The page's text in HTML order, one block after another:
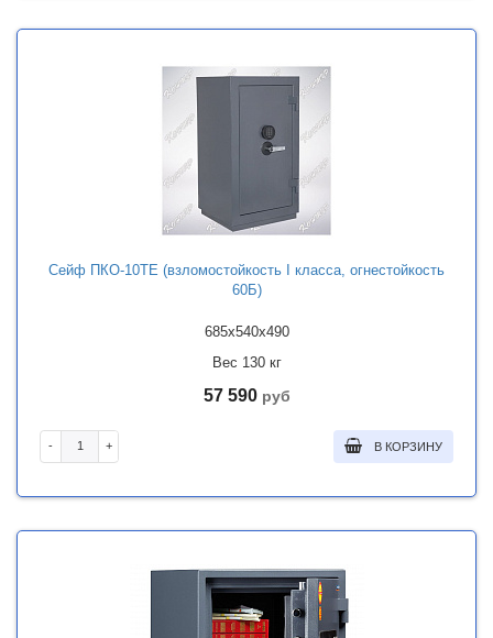
Сейф ПКО-10ТЕ (взломостойкость I класса, огнестойкость
60Б)
685x540x490
Вес 130 кг
57 590 руб
- + В КОРЗИНУ